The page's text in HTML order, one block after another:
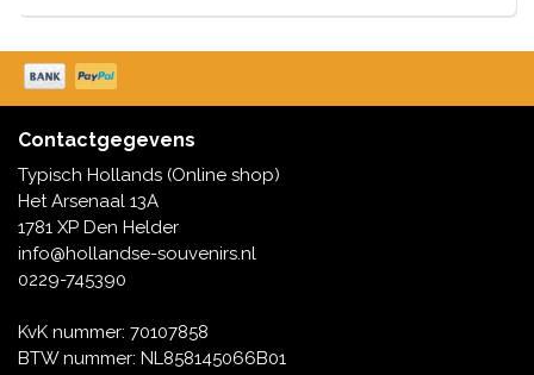
Koninghuis artikelen
Pins - Speldjes
Wandborden - Gekleurd en Delfts blauw
Peper en Zout stelletjes
Delfts blauwe servetten
Delfts blauwe magneten
Delfts blauwe Fashionitems
Contactgegevens
Typisch Hollands (Online shop)
Het Arsenaal 13A
1781 XP Den Helder
info@hollandse-souvenirs.nl
0229-745390
KvK nummer: 70107858
BTW nummer: NL858145066B01